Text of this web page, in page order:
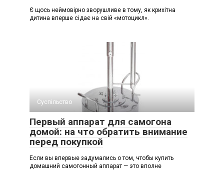
Є щось неймовірно зворушливе в тому, як крихітна
дитина вперше сідає на свій «мотоцикл».
Суспільство
Первый аппарат для самогона
домой: на что обратить внимание
перед покупкой
Если вы впервые задумались о том, чтобы купить
домашний самогонный аппарат — это вполне